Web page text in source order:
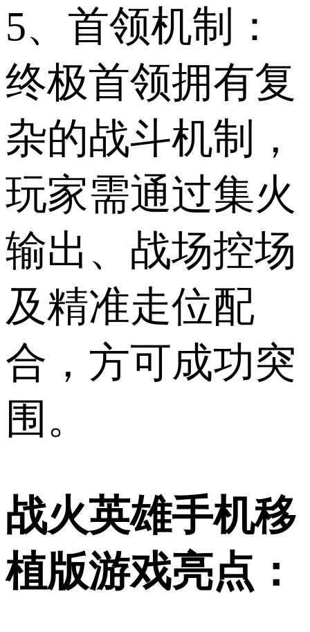
5、首领机制：
终极首领拥有复
杂的战斗机制，
玩家需通过集火
输出、战场控场
及精准走位配
合，方可成功突
围。
战火英雄手机移
植版游戏亮点：